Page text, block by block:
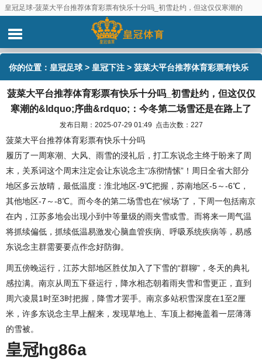
皇冠足球-菠菜大平台推荐体育彩票有快乐十分吗_初雪赴约，但这仅仅寒潮的
&ldquo;序曲&rdquo;：今冬第二场雪还是在路上了
你的位置： 皇冠足球 > 皇冠下注 > 菠菜大平台推荐体育彩票有快乐
十分吗_初雪赴约，但这仅仅寒潮的&ldquo;序曲&rdquo;：今冬第
二场雪还是在路上了
菠菜大平台推荐体育彩票有快乐十分吗_初雪赴约，但这仅仅
寒潮的&ldquo;序曲&rdquo;：今冬第二场雪还是在路上了
发布日期：2025-07-29 01:49 点击次数：227
菠菜大平台推荐体育彩票有快乐十分吗
履历了一周寒潮、大风、雨雪的浸礼后，打工东说念主终于盼来了周
末，关系词这个周末注定会让东说念主“冻彻情愫”！周日全省大部分
地区多云放晴，最低温度：淮北地区-9℃把握，苏南地区-5～-6℃，
其他地区-7～-8℃。而今冬的第二场雪也在“候场”了，下周一包括南京
在内，江苏多地会出现小到中等量级的雨夹雪或雪。而将来一周气温
将抓续偏低，抓续低温易激发心脑血管疾病、呼吸系统疾病等，易感
东说念主群需要要点作念好防御。
周五傍晚运行，江苏大部地区胜仗加入了下雪的“群聊”，冬天的典礼
感拉满。南京从周五下昼运行，降水相态朝着雨夹雪和雪更正，直到
周六凌晨1时至3时把握，降雪才罢手。南京多站积雪深度在1至2厘
米，许多东说念主早上醒来，发现草地上、车顶上都掩盖着一层薄薄
的雪被。
皇冠hg86a